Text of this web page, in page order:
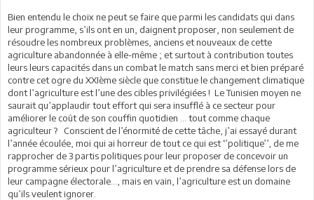
Bien entendu le choix ne peut se faire que parmi les candidats qui dans
leur programme, s’ils ont en un, daignent proposer, non seulement de
résoudre les nombreux problèmes, anciens et nouveaux de cette
agriculture abandonnée à elle-même ; et surtout à contribution toutes
leurs leurs capacités dans un combat le match sans merci et bien préparé
contre cet ogre du XXIème siècle que constitue le changement climatique
dont l’agriculture est l’une des cibles privilégiées ! Le Tunisien moyen ne
saurait qu’applaudir tout effort qui sera insufflé à ce secteur pour
améliorer le coût de son couffin quotidien … tout comme chaque
agriculteur ? Conscient de l’énormité de cette tâche, j’ai essayé durant
l’année écoulée, moi qui ai horreur de tout ce qui est ‘’politique’’, de me
rapprocher de 3 partis politiques pour leur proposer de concevoir un
programme sérieux pour l’agriculture et de prendre sa défense lors de
leur campagne électorale…, mais en vain, l’agriculture est un domaine
qu’ils veulent ignorer.